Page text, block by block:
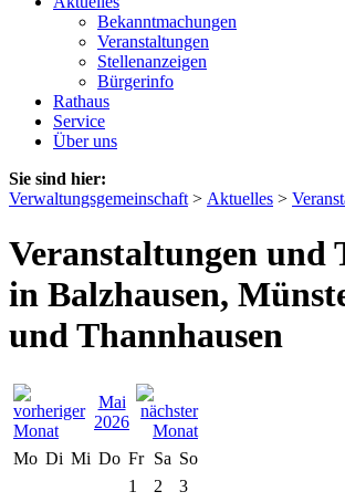
Bekanntmachungen
Veranstaltungen
Stellenanzeigen
Bürgerinfo
Rathaus
Service
Über uns
Sie sind hier:
Verwaltungsgemeinschaft > Aktuelles >
Veranstaltungen und
in Balzhausen,
und Thannhausen
Mai
2026
Mo Di Mi Do Fr Sa So
1
2
3